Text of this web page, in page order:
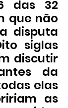
das 32
que não
disputa
siglas
discutir
da
elas
as